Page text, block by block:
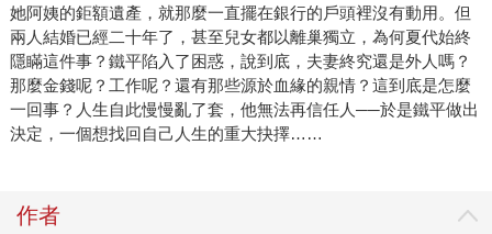
她阿姨的鉅額遺產，就那麼一直擺在銀行的戶頭裡沒有動用。但
兩人結婚已經二十年了，甚至兒女都以離巢獨立，為何夏代始終
隱瞞這件事？鐵平陷入了困惑，說到底，夫妻終究還是外人嗎？
那麼金錢呢？工作呢？還有那些源於血緣的親情？這到底是怎麼
一回事？人生自此慢慢亂了套，他無法再信任人──於是鐵平做出
決定，一個想找回自己人生的重大抉擇……
作者